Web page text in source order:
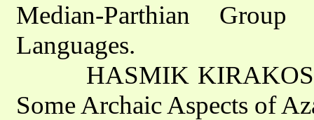
Median-Parthian
Languages.
HASMIK
Some Archaic Aspects of